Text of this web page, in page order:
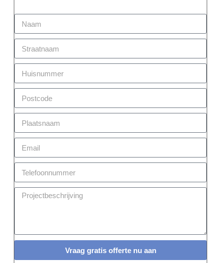
Vraag gratis offerte nu aan